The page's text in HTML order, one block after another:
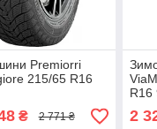
Premiorri
215/65 R16
₴ 2 771 ₴
R16
2